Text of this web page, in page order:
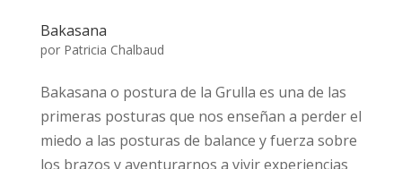
Bakasana
por Patricia Chalbaud
Bakasana o postura de la Grulla es una de las
primeras posturas que nos enseñan a perder el
miedo a las posturas de balance y fuerza sobre
los brazos y aventurarnos a vivir experiencias